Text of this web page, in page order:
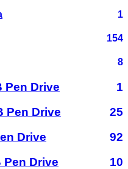
1
154
8
Pen Drive
1
Pen Drive
25
Drive
92
Pen Drive
10